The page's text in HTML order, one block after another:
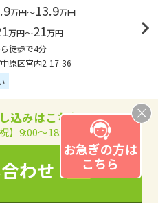
万円～13.9万円
万円～21万円
徒歩で4分
原区宮内2-17-36
込みはこちら
】9:00～18:00
わせ
お急ぎの方は
こちら